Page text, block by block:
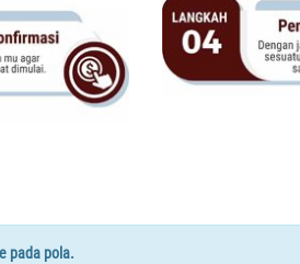
pada pola.